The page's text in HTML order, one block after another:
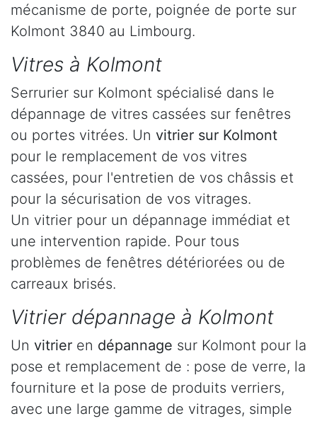
mécanisme de porte, poignée de porte sur
Kolmont 3840 au Limbourg.
Vitres à Kolmont
Serrurier sur Kolmont spécialisé dans le
dépannage de vitres cassées sur fenêtres
ou portes vitrées. Un vitrier sur Kolmont
pour le remplacement de vos vitres
cassées, pour l'entretien de vos châssis et
pour la sécurisation de vos vitrages.
Un vitrier pour un dépannage immédiat et
une intervention rapide. Pour tous
problèmes de fenêtres détériorées ou de
carreaux brisés.
Vitrier dépannage à Kolmont
Un vitrier en dépannage sur Kolmont pour la
pose et remplacement de : pose de verre, la
fourniture et la pose de produits verriers,
avec une large gamme de vitrages, simple